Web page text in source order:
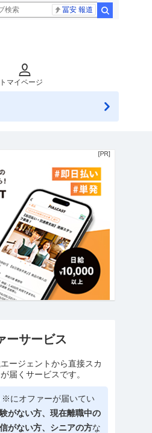
冨安 報道
マイページ
ーサービス
ージェントから直接スカ
届くサービスです。
※にオファーが届いてい
がない方、現在離職中の
がない方、シニアの方な